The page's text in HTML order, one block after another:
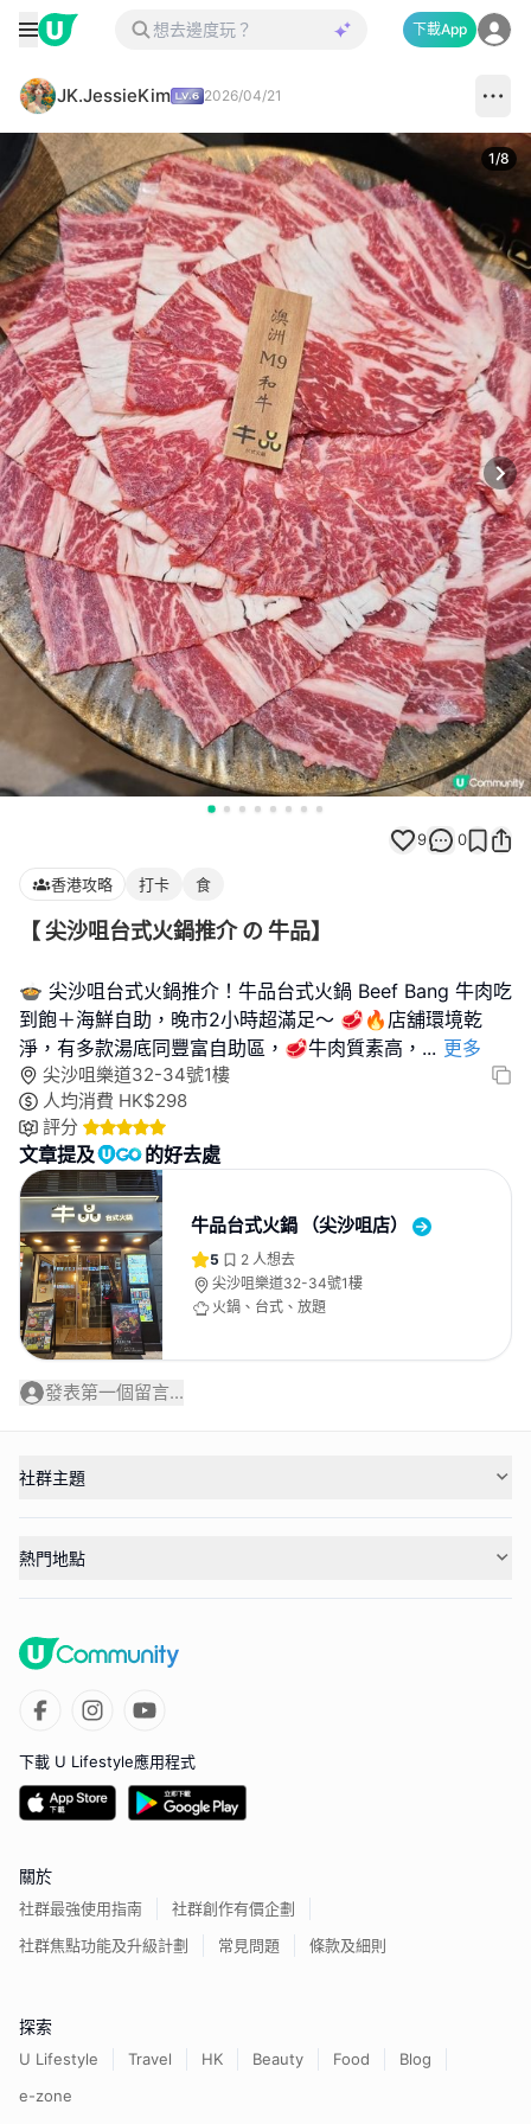
下載App
JK.JessieKim 2026/04/21
1/8
9 0
香港攻略 打卡 食
【 尖沙咀台式火鍋推介 の 牛品】
🍲 尖沙咀台式火鍋推介！牛品台式火鍋 Beef Bang 牛肉吃
到飽＋海鮮自助，晚市2小時超滿足～ 🥩🔥店舖環境乾
淨，有多款湯底同豐富自助區，🥩牛肉質素高， ... 更多
尖沙咀樂道32-34號1樓
人均消費 HK$298
評分
文章提及 的好去處
牛品台式火鍋 （尖沙咀店）
5 2 人想去
尖沙咀樂道32-34號1樓
火鍋、台式、放題
發表第一個留言...
社群主題
熱門地點
下載 U Lifestyle應用程式
關於
社群最強使用指南
社群創作有價企劃
社群焦點功能及升級計劃
常見問題 條款及細則
探索
U Lifestyle Travel HK Beauty Food
Blog
e-zone